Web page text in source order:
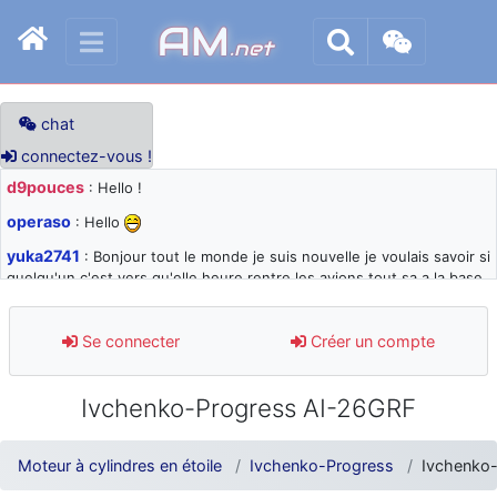
AM.net
chat
connectez-vous !
d9pouces : Hello !
operaso : Hello
yuka2741 : Bonjour tout le monde je suis nouvelle je voulais savoir si
quelqu'un c'est vers qu'elle heure rentre les avions tout sa a la base
d9pouces: désolé pour les quelques blocages du site ces derniers
jours : je teste des méthodes contre le spam et les bots trop nocifs
: Super, la nouvelle bannière
d9pouces
: je suis un avion@,._,+ > lesquels ? je ne suis pas sûr de
comprendre
Se connecter Créer un compte
Ivchenko-Progress AI-26GRF
Moteur à cylindres en étoile Ivchenko-Progress